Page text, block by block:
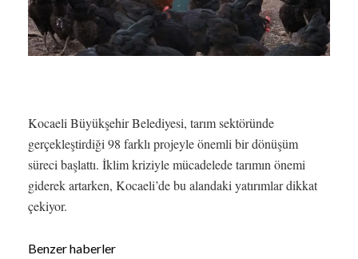
Kocaeli Büyükşehir Belediyesi, tarım sektöründe
gerçekleştirdiği 98 farklı projeyle önemli bir dönüşüm
süreci başlattı. İklim kriziyle mücadelede tarımın önemi
giderek artarken, Kocaeli’de bu alandaki yatırımlar dikkat
çekiyor.
Benzer haberler